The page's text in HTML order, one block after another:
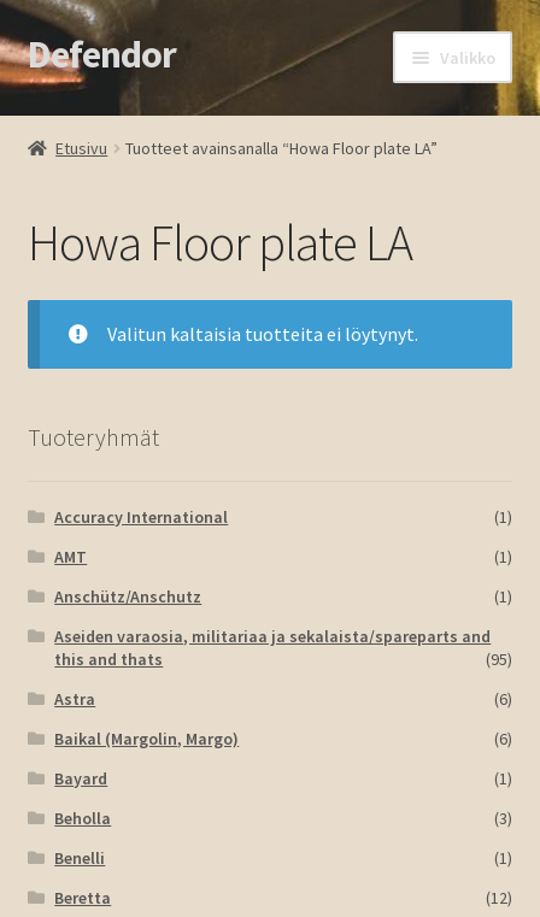
Siirry
navigointiin
Siirry
sisältöön
Defendor Valikko
Etusivu
Oma tili
Ostoskori
Tuotteet
Ota yhteyttä
Etusivu Tuotteet avainsanalla “Howa Floor plate LA”
Howa Floor plate LA
Valitun kaltaisia tuotteita ei löytynyt.
Tuoteryhmät
Accuracy International
(1)
AMT
(1)
Anschütz/Anschutz
(1)
Aseiden varaosia, militariaa ja sekalaista/spareparts and
this and thats
(95)
Astra
(6)
Baikal (Margolin, Margo)
(6)
Bayard
(1)
Beholla
(3)
Benelli
(1)
Beretta
(12)